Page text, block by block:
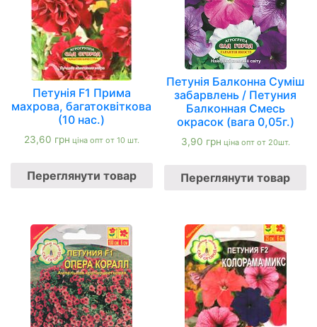
Петунія F1 Прима
махрова, багатоквіткова
(10 нас.)
23,60 грн ціна опт от 10 шт.
Переглянути товар
Петунія Балконна Суміш
забарвлень / Петуния
Балконная Смесь
окрасок (вага 0,05г.)
3,90 грн ціна опт от 20шт.
Переглянути товар